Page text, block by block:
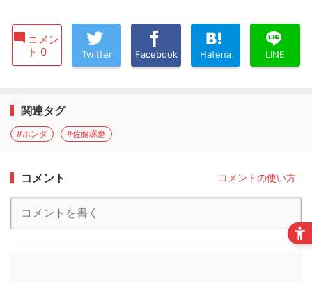
コメン
ト 0
Twitter Facebook Hatena LINE
関連タグ
#ホンダ #佐藤琢磨
コメント コメントの使い方